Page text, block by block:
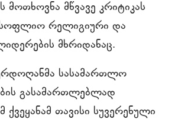
მოთხოვნა მწვავე კრიტიკას
რელიგიური და
მხრიდანაც.
სასამართლო
გასამართლებლად
ქვეყანამ თავისი სუვერენული